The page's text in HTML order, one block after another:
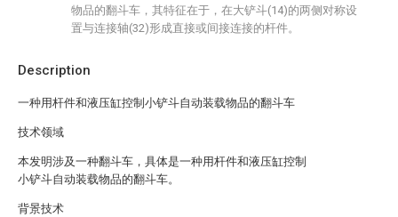
Description
一种用杆件和液压缸控制小铲斗自动装载物品的翻斗车
技术领域
本发明涉及一种翻斗车，具体是一种用杆件和液压缸控制
小铲斗自动装载物品的翻斗车。
背景技术
物品的翻斗车，其特征在于，在大铲斗(14)的两侧对称设
置与连接轴(32)形成直接或间接连接的杆件。